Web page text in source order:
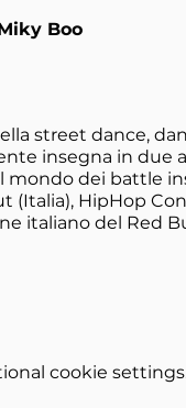
Boo
street dance,
insegna in due
dei battle
(Italia), HipHop
italiano del Red
cookie